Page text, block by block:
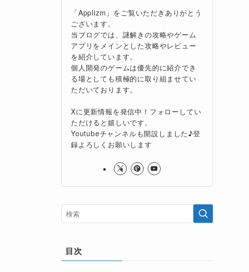
「Applizm」をご覧いただきありがとう
ございます。
当ブログでは、謎解きの攻略やゲーム
アプリをメインとした攻略やレビュー
を紹介しています。
個人開発のゲームは優先的に紹介でき
る場としても積極的に取り組ませてい
ただいております。
Xに更新情報を発信中！フォローしてい
ただけると嬉しいです。
Youtubeチャンネルも開設しました♪登
録よろしくお願いします
目次